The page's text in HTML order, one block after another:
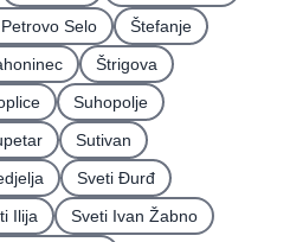
Selo
Štefanje
Štrigova
Suhopolje
Sutivan
Sveti Ðurđ
Ilija
Sveti Ivan Žabno